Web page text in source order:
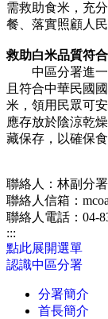
需救助食米，充
餐、落實照顧人民
救助白米品質符
中區分署進一
且符合中華民國
米，領用民眾可
應存放於陰涼乾
藏保存，以確保
聯絡人：林副分
聯絡人信箱：
聯絡人電話：04-
:::
點此展開選單
認識中區分署
分署簡介
首長簡介